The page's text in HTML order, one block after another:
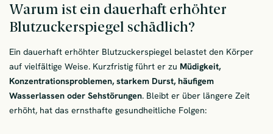
Warum ist ein dauerhaft erhöhter
Blutzuckerspiegel schädlich?
Ein dauerhaft erhöhter Blutzuckerspiegel belastet den Körper
auf vielfältige Weise. Kurzfristig führt er zu Müdigkeit,
Konzentrationsproblemen, starkem Durst, häufigem
Wasserlassen oder Sehstörungen. Bleibt er über längere Zeit
erhöht, hat das ernsthafte gesundheitliche Folgen: